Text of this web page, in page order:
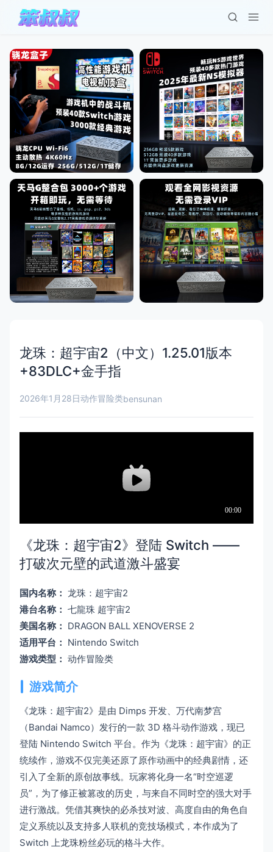
龙珠：超宇宙2（中文）1.25.01版本
+83DLC+金手指
2026年1月28日动作冒险类bensunan
《龙珠：超宇宙2》登陆 Switch ——
打破次元壁的武道激斗盛宴
国内名称： 龙珠：超宇宙2
港台名称： 七龍珠 超宇宙2
美国名称： DRAGON BALL XENOVERSE 2
适用平台： Nintendo Switch
游戏类型： 动作冒险类
游戏简介
《龙珠：超宇宙2》是由 Dimps 开发、万代南梦宫
（Bandai Namco）发行的一款 3D 格斗动作游戏，现已
登陆 Nintendo Switch 平台。作为《龙珠：超宇宙》的正
统续作，游戏不仅完美还原了原作动画中的经典剧情，还
引入了全新的原创故事线。玩家将化身一名“时空巡逻
员”，为了修正被篡改的历史，与来自不同时空的强大对手
进行激战。凭借其爽快的必杀技对波、高度自由的角色自
定义系统以及支持多人联机的竞技场模式，本作成为了
Switch 上龙珠粉丝必玩的格斗大作。